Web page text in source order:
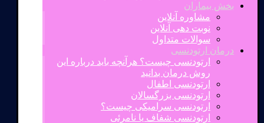
بخش بیماران
مشاوره آنلاین
نوبت دهی آنلاین
سوالات متداول
درمان ارتودنسی
ارتودنسی چیست؟ هرآنچه باید درباره این
روش درمان بدانید
ارتودنسی اطفال
ارتودنسی بزرگسالان
ارتودنسی سرامیکی چیست؟
ارتودنسی شفاف یا نامرئی